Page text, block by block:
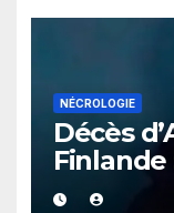
NÉCROLOGIE
Décès
thèse